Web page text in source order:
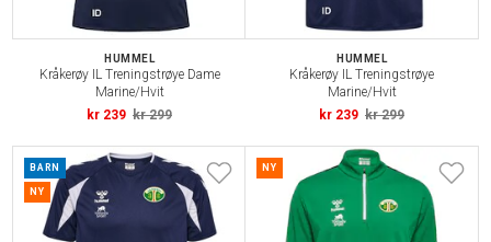
HUMMEL
Kråkerøy IL Treningstrøye Dame
Marine/Hvit
kr 239 kr 299
HUMMEL
Kråkerøy IL Treningstrøye
Marine/Hvit
kr 239 kr 299
BARN
NY
NY